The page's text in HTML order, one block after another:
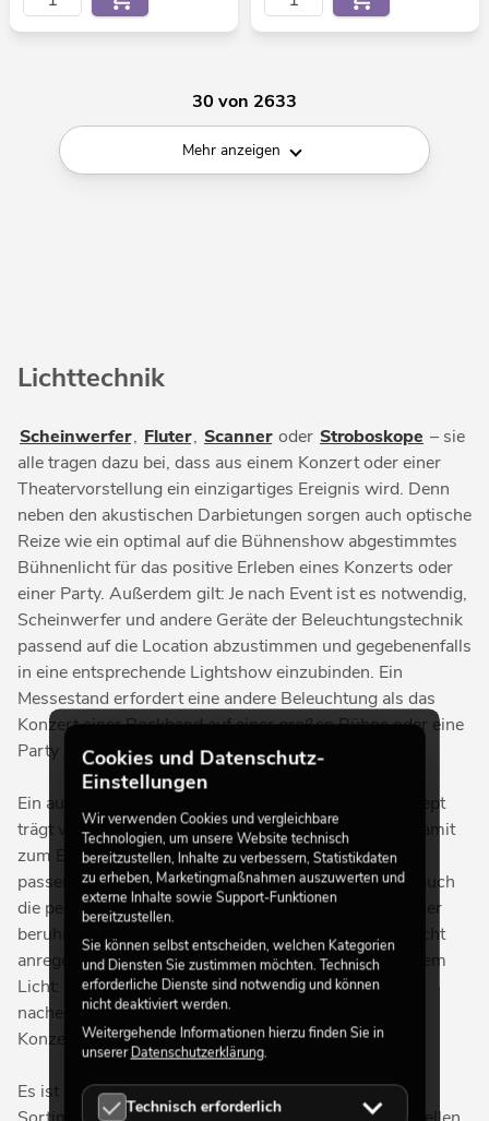
30 von 2633
Mehr anzeigen
Lichttechnik
Scheinwerfer, Fluter, Scanner oder Stroboskope – sie
alle tragen dazu bei, dass aus einem Konzert oder einer
Theatervorstellung ein einzigartiges Ereignis wird. Denn
neben den akustischen Darbietungen sorgen auch optische
Reize wie ein optimal auf die Bühnenshow abgestimmtes
Bühnenlicht für das positive Erleben eines Konzerts oder
einer Party. Außerdem gilt: Je nach Event ist es notwendig,
Scheinwerfer und andere Geräte der Beleuchtungstechnik
passend auf die Location abzustimmen und gegebenenfalls
in eine entsprechende Lightshow einzubinden. Ein
Messestand erfordert eine andere Beleuchtung als das
Konzert einer Rockband auf einer großen Bühne oder eine
Party in einer Disco.
Ein auf den Anlass abgestimmtes Beleuchtungskonzept
trägt wesentlich zur Stimmung des Publikums und damit
zum Erfolg eines Events bei. Neben der Auswahl der
passenden Scheinwerfer und Effektgeräte zählt hier auch
die perfekte Farbwahl dazu. Während blaues Licht eher
beruhigend und entspannend wirkt, kann rötliches Licht
anregend auf das Publikum wirken. Ähnlich bei weißem
Licht: Ist es beispielsweise dem Tageslicht
nachempfunden, wirkt es anregend und fördert die
Konzentrationsfähigkeit.
Es ist uns daher ein Anliegen, dass Sie in unserem
Cookies und Datenschutz-
Einstellungen
Wir verwenden Cookies und vergleichbare
Technologien, um unsere Website technisch
bereitzustellen, Inhalte zu verbessern, Statistikdaten
zu erheben, Marketingmaßnahmen auszuwerten und
externe Inhalte sowie Support-Funktionen
bereitzustellen.
Sie können selbst entscheiden, welchen Kategorien
und Diensten Sie zustimmen möchten. Technisch
erforderliche Dienste sind notwendig und können
nicht deaktiviert werden.
Weitergehende Informationen hierzu finden Sie in
unsererDatenschutzerklärung.
Technisch erforderlich